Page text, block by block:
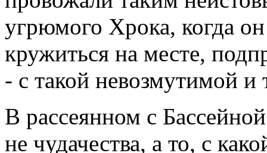
угрюмого Хрока, когда
кружиться на месте,
- с такой невозмутимой и
В рассеянном с
не чудачества, а то, с